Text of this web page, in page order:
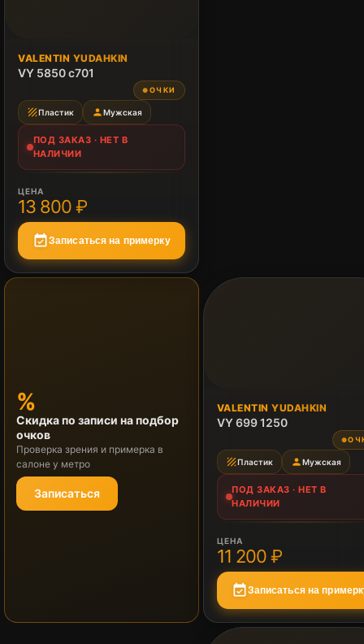
ПОД ЗАКАЗ
Нет в наличии
VALENTIN YUDAHKIN
VY 5850 c701
● ОЧКИ
textureПластик personМужская
ПОД ЗАКАЗ · НЕТ В
НАЛИЧИИ
ЦЕНА
13 800 ₽
event_availableЗаписаться на примерку
%
Скидка по записи на подбор
очков
Проверка зрения и примерка в
салоне у метро
Записаться
ПОД ЗАКАЗ
Нет в наличии
VALENTIN YUDAHKIN
VY 699 1250
●
textureПластик personМужская
ПОД ЗАКАЗ · НЕТ В
НАЛИЧИИ
ЦЕНА
11 200 ₽
event_availableЗаписаться на